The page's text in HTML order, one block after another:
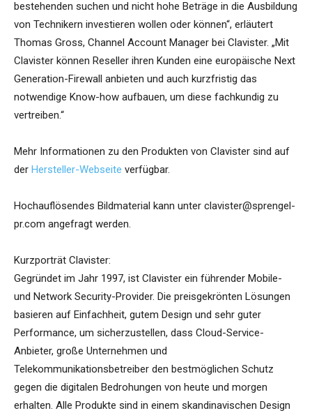
bestehenden suchen und nicht hohe Beträge in die Ausbildung
von Technikern investieren wollen oder können“, erläutert
Thomas Gross, Channel Account Manager bei Clavister. „Mit
Clavister können Reseller ihren Kunden eine europäische Next
Generation-Firewall anbieten und auch kurzfristig das
notwendige Know-how aufbauen, um diese fachkundig zu
vertreiben.“
Mehr Informationen zu den Produkten von Clavister sind auf
der Hersteller-Webseite verfügbar.
Hochauflösendes Bildmaterial kann unter clavister@sprengel-
pr.com angefragt werden.
Kurzporträt Clavister:
Gegründet im Jahr 1997, ist Clavister ein führender Mobile-
und Network Security-Provider. Die preisgekrönten Lösungen
basieren auf Einfachheit, gutem Design und sehr guter
Performance, um sicherzustellen, dass Cloud-Service-
Anbieter, große Unternehmen und
Telekommunikationsbetreiber den bestmöglichen Schutz
gegen die digitalen Bedrohungen von heute und morgen
erhalten. Alle Produkte sind in einem skandinavischen Design